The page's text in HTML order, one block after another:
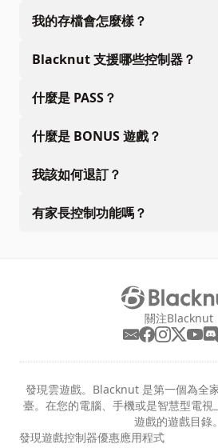
我的存檔會怎麼樣？
Blacknut 支援哪些控制器？
什麼是 PASS？
什麼是 BONUS 遊戲？
我該如何退訂？
有家長控制功能嗎？
關注Blacknut
發現雲遊戲。Blacknut 是第一個為全
臺。在您的電腦、手機或是智慧型電
遊戲的遊戲目錄。
發現遊戲控制器優惠應用程式